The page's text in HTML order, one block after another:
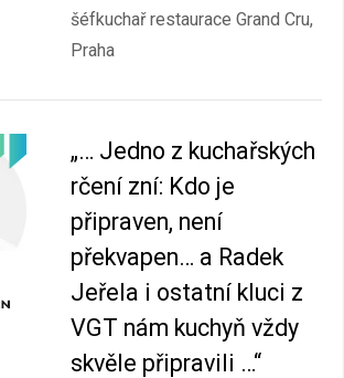
šéfkuchař restaurace Grand Cru,
Praha
„… Jedno z kuchařských
rčení zní: Kdo je
připraven, není
překvapen… a Radek
Jeřela i ostatní kluci z
VGT nám kuchyň vždy
skvěle připravili …“